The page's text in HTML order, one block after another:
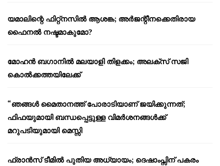
യമാലിന്റെ ഫിറ്റ്നസിൽ ആശങ്ക; അർജന്റീനക്കെതിരായ
ഫൈനൽ നഷ്ടമാകുമോ?
മോഹൻ ബഗാനിൽ മലയാളി തിളക്കം; അലക്സ് സജി
കൊൽക്കത്തയിലേക്ക്
“ഞങ്ങൾ മൈതാനത്ത് പോരാടിയാണ് ജയിക്കുന്നത്;
ഫിഫയുമായി ബന്ധപ്പെട്ടുള്ള വിമർശനങ്ങൾക്ക്
മറുപടിയുമായി മെസ്സി
ഫ്രാൻസ് ടീമിൽ പുതിയ അധ്യായം; ദെഷാംപ്സിന് പകരം